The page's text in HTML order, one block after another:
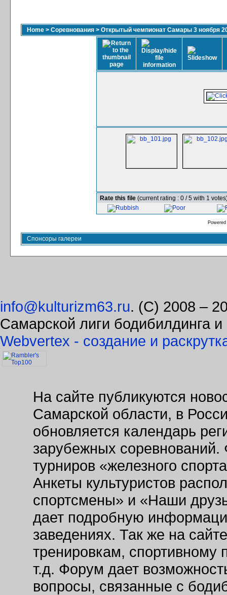
Home > Соревнования > Открытый чемпионат Самары 3 ноября
Rate this file (current rating : 0 / 5 with 1
Спонсоры галереи
info@kulturizm63.ru. (C) 2008 –
Самарской лиги бодибилдинга
Webvertex - создание и
На сайте публикуются
Самарской области, в
обновляется календарь
зарубежных соревнований.
турниров «железного
Анкеты культуристов
спортсмены» и «Наши
дает подробную
заведениях. Так же на
тренировкам, спортивному
т.д. Форум дает
вопросы, связанные с